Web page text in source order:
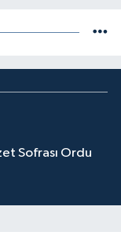
Sofrası Ordu